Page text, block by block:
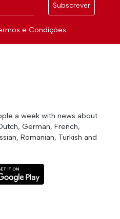
Subscrever
e Condições
a week with news about
German, French,
Romanian, Turkish and